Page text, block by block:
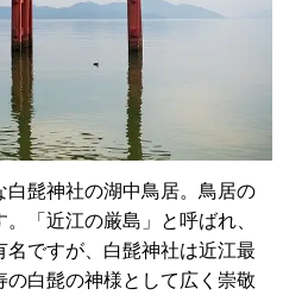
髭神社の湖中鳥居。鳥居の
「近江の厳島」と呼ばれ、
名ですが、白髭神社は近江最
白髭の神様として広く崇敬